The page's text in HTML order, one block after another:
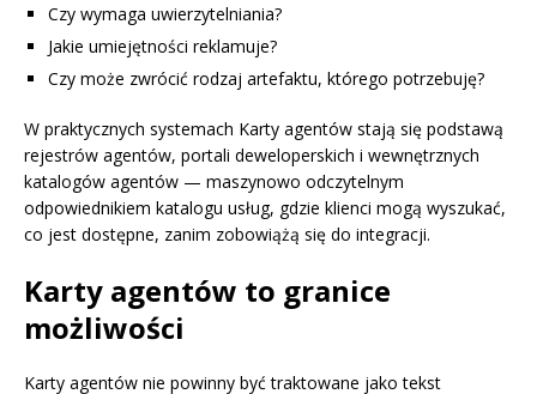
Czy wymaga uwierzytelniania?
Jakie umiejętności reklamuje?
Czy może zwrócić rodzaj artefaktu, którego potrzebuję?
W praktycznych systemach Karty agentów stają się podstawą
rejestrów agentów, portali deweloperskich i wewnętrznych
katalogów agentów — maszynowo odczytelnym
odpowiednikiem katalogu usług, gdzie klienci mogą wyszukać,
co jest dostępne, zanim zobowiążą się do integracji.
Karty agentów to granice
możliwości
Karty agentów nie powinny być traktowane jako tekst